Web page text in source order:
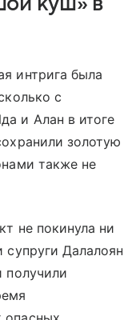
интрига была
с
и Алан в итоге
золотую
также не
не покинула ни
Далалоян
получили